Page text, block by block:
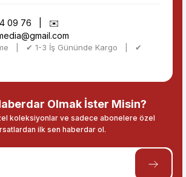
09 76 | ✉️
| ✔ 1-3 İş Gününde Kargo | ✔
Olmak İster Misin?
koleksiyonlar ve sadece abonelere özel
ilk sen haberdar ol.